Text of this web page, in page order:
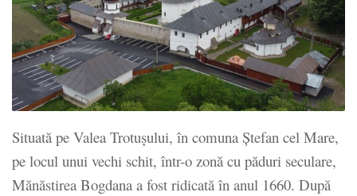
Situată pe Valea Trotușului, în comuna Ștefan cel Mare,
pe locul unui vechi schit, într-o zonă cu păduri seculare,
Mănăstirea Bogdana a fost ridicată în anul 1660. După